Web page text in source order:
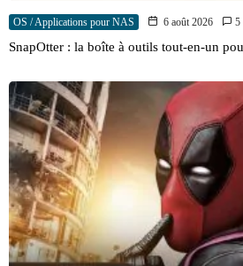
OS / Applications pour NAS 6 août 2026 5
SnapOtter : la boîte à outils tout-en-un